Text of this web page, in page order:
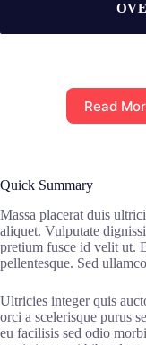
Read
Quick Summary
Massa placerat duis
aliquet. Vulputate
pretium fusce id velit ut.
pellentesque. Sed
Ultricies integer quis
orci a scelerisque purus
eu facilisis sed odio